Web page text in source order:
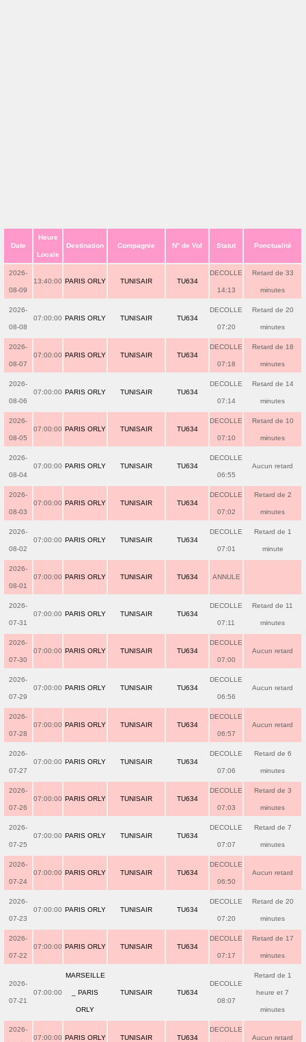
Date
Heure
Locale
Destination Compagnie N° de Vol Statut Ponctualité
2026-
08-09
13:40:00 PARIS ORLY TUNISAIR TU634
DECOLLE
14:13
Retard de 33
minutes
2026-
08-08
07:00:00 PARIS ORLY TUNISAIR TU634
DECOLLE
07:20
Retard de 20
minutes
2026-
08-07
07:00:00 PARIS ORLY TUNISAIR TU634
DECOLLE
07:18
Retard de 18
minutes
2026-
08-06
07:00:00 PARIS ORLY TUNISAIR TU634
DECOLLE
07:14
Retard de 14
minutes
2026-
08-05
07:00:00 PARIS ORLY TUNISAIR TU634
DECOLLE
07:10
Retard de 10
minutes
2026-
08-04
07:00:00 PARIS ORLY TUNISAIR TU634
DECOLLE
06:55
Aucun retard
2026-
08-03
07:00:00 PARIS ORLY TUNISAIR TU634
DECOLLE
07:02
Retard de 2
minutes
2026-
08-02
07:00:00 PARIS ORLY TUNISAIR TU634
DECOLLE
07:01
Retard de 1
minute
2026-
08-01
07:00:00 PARIS ORLY TUNISAIR TU634 ANNULE
2026-
07-31
07:00:00 PARIS ORLY TUNISAIR TU634
DECOLLE
07:11
Retard de 11
minutes
2026-
07-30
07:00:00 PARIS ORLY TUNISAIR TU634
DECOLLE
07:00
Aucun retard
2026-
07-29
07:00:00 PARIS ORLY TUNISAIR TU634
DECOLLE
06:56
Aucun retard
2026-
07-28
07:00:00 PARIS ORLY TUNISAIR TU634
DECOLLE
06:57
Aucun retard
2026-
07-27
07:00:00 PARIS ORLY TUNISAIR TU634
DECOLLE
07:06
Retard de 6
minutes
2026-
07-26
07:00:00 PARIS ORLY TUNISAIR TU634
DECOLLE
07:03
Retard de 3
minutes
2026-
07-25
07:00:00 PARIS ORLY TUNISAIR TU634
DECOLLE
07:07
Retard de 7
minutes
2026-
07-24
07:00:00 PARIS ORLY TUNISAIR TU634
DECOLLE
06:50
Aucun retard
2026-
07-23
07:00:00 PARIS ORLY TUNISAIR TU634
DECOLLE
07:20
Retard de 20
minutes
2026-
07-22
07:00:00 PARIS ORLY TUNISAIR TU634
DECOLLE
07:17
Retard de 17
minutes
2026-
07-21
07:00:00
MARSEILLE
_ PARIS
ORLY
TUNISAIR TU634
DECOLLE
08:07
Retard de 1
heure et 7
minutes
2026-
07:00:00 PARIS ORLY TUNISAIR TU634
DECOLLE
Aucun retard